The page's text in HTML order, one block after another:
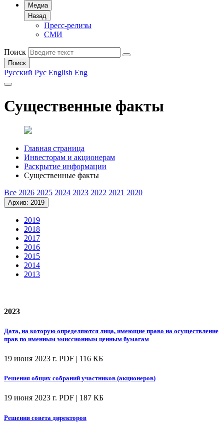
Медиа
Назад
Пресс-релизы
СМИ
Поиск
Поиск
Русский Рус English Eng
Существенные факты
Главная страница
Инвесторам и акционерам
Раскрытие информации
Существенные факты
Все 2026 2025 2024 2023 2022 2021 2020
Архив: 2019
2019
2018
2017
2016
2015
2014
2013
2023
Дата, на которую определяются лица, имеющие право на осуществление
прав по именным эмиссионным ценным бумагам
19 июня 2023 г. PDF | 116 КБ
Решения общих собраний участников (акционеров)
19 июня 2023 г. PDF | 187 КБ
Решения совета директоров